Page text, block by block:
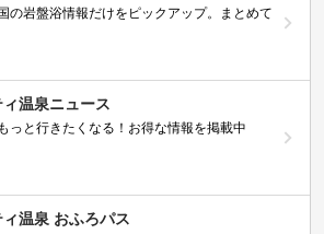
の岩盤浴情報だけをピックアップ。まとめて
ィ温泉ニュース
っと行きたくなる！お得な情報を掲載中
ィ温泉 おふろパス